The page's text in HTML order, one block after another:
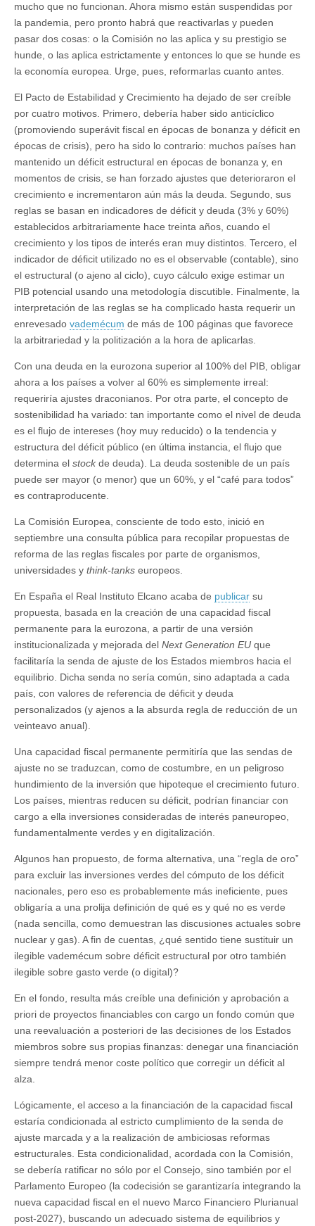
mucho que no funcionan. Ahora mismo están suspendidas por
la pandemia, pero pronto habrá que reactivarlas y pueden
pasar dos cosas: o la Comisión no las aplica y su prestigio se
hunde, o las aplica estrictamente y entonces lo que se hunde es
la economía europea. Urge, pues, reformarlas cuanto antes.
El Pacto de Estabilidad y Crecimiento ha dejado de ser creíble
por cuatro motivos. Primero, debería haber sido anticíclico
(promoviendo superávit fiscal en épocas de bonanza y déficit en
épocas de crisis), pero ha sido lo contrario: muchos países han
mantenido un déficit estructural en épocas de bonanza y, en
momentos de crisis, se han forzado ajustes que deterioraron el
crecimiento e incrementaron aún más la deuda. Segundo, sus
reglas se basan en indicadores de déficit y deuda (3% y 60%)
establecidos arbitrariamente hace treinta años, cuando el
crecimiento y los tipos de interés eran muy distintos. Tercero, el
indicador de déficit utilizado no es el observable (contable), sino
el estructural (o ajeno al ciclo), cuyo cálculo exige estimar un
PIB potencial usando una metodología discutible. Finalmente, la
interpretación de las reglas se ha complicado hasta requerir un
enrevesado vademécum de más de 100 páginas que favorece
la arbitrariedad y la politización a la hora de aplicarlas.
Con una deuda en la eurozona superior al 100% del PIB, obligar
ahora a los países a volver al 60% es simplemente irreal:
requeriría ajustes draconianos. Por otra parte, el concepto de
sostenibilidad ha variado: tan importante como el nivel de deuda
es el flujo de intereses (hoy muy reducido) o la tendencia y
estructura del déficit público (en última instancia, el flujo que
determina el stockde deuda). La deuda sostenible de un país
puede ser mayor (o menor) que un 60%, y el “café para todos”
es contraproducente.
La Comisión Europea, consciente de todo esto, inició en
septiembre una consulta pública para recopilar propuestas de
reforma de las reglas fiscales por parte de organismos,
universidades y think-tanks europeos.
En España el Real Instituto Elcano acaba de publicar su
propuesta, basada en la creación de una capacidad fiscal
permanente para la eurozona, a partir de una versión
institucionalizada y mejorada del Next Generation EU que
facilitaría la senda de ajuste de los Estados miembros hacia el
equilibrio. Dicha senda no sería común, sino adaptada a cada
país, con valores de referencia de déficit y deuda
personalizados (y ajenos a la absurda regla de reducción de un
veinteavo anual).
Una capacidad fiscal permanente permitiría que las sendas de
ajuste no se traduzcan, como de costumbre, en un peligroso
hundimiento de la inversión que hipoteque el crecimiento futuro.
Los países, mientras reducen su déficit, podrían financiar con
cargo a ella inversiones consideradas de interés paneuropeo,
fundamentalmente verdes y en digitalización.
Algunos han propuesto, de forma alternativa, una “regla de oro”
para excluir las inversiones verdes del cómputo de los déficit
nacionales, pero eso es probablemente más ineficiente, pues
obligaría a una prolija definición de qué es y qué no es verde
(nada sencilla, como demuestran las discusiones actuales sobre
nuclear y gas). A fin de cuentas, ¿qué sentido tiene sustituir un
ilegible vademécum sobre déficit estructural por otro también
ilegible sobre gasto verde (o digital)?
En el fondo, resulta más creíble una definición y aprobación a
priori de proyectos financiables con cargo un fondo común que
una reevaluación a posteriori de las decisiones de los Estados
miembros sobre sus propias finanzas: denegar una financiación
siempre tendrá menor coste político que corregir un déficit al
alza.
Lógicamente, el acceso a la financiación de la capacidad fiscal
estaría condicionada al estricto cumplimiento de la senda de
ajuste marcada y a la realización de ambiciosas reformas
estructurales. Esta condicionalidad, acordada con la Comisión,
se debería ratificar no sólo por el Consejo, sino también por el
Parlamento Europeo (la codecisión se garantizaría integrando la
nueva capacidad fiscal en el nuevo Marco Financiero Plurianual
post-2027), buscando un adecuado sistema de equilibrios y